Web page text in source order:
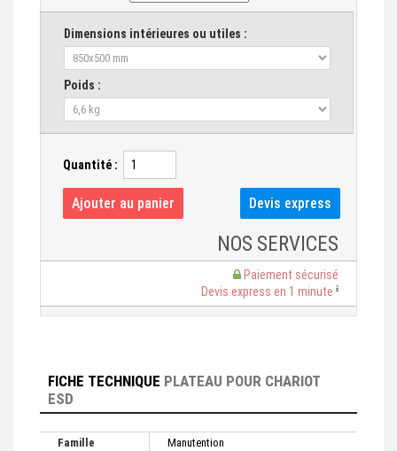
Dimensions intérieures ou utiles :
Poids :
Quantité :
NOS SERVICES
Paiement sécurisé
Devis express en 1 minute
FICHE TECHNIQUE PLATEAU POUR CHARIOT
ESD
Famille
Manutention